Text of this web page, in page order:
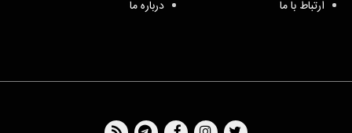
ارتباط با ما درباره ما